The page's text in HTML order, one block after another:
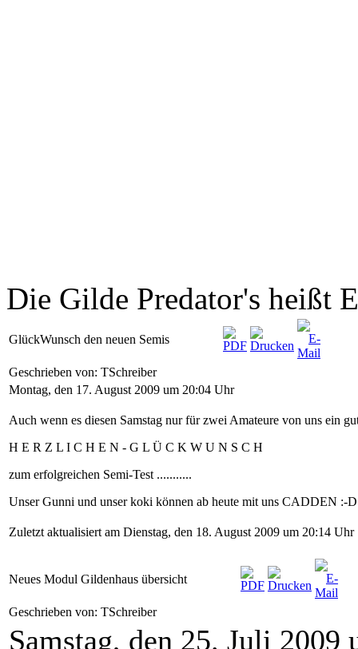
Die Gilde Predator's heißt
GlückWunsch den neuen Semis
Geschrieben von: TSchreiber
Montag, den 17. August 2009 um 20:04 Uhr
Auch wenn es diesen Samstag nur für zwei Amateure von uns ein
H E R Z L I C H E N - G L Ü C K W U N S C H
zum erfolgreichen Semi-Test ...........
Unser Gunni und unser koki können ab heute mit uns CADDEN :-D
Zuletzt aktualisiert am Dienstag, den 18. August 2009 um 20:14 Uhr
Neues Modul Gildenhaus übersicht
Geschrieben von: TSchreiber
Samstag, den 25. Juli 2009